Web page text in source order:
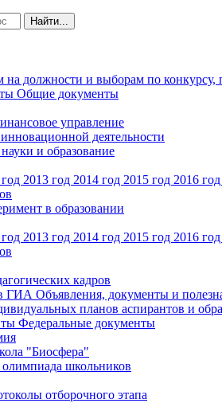
Найти...
должности и выборам по конкурсу,
Общие документы
управление
деятельности
и образование
2013 год 2014 год 2015 год 2016 год
в образовании
2013 год 2014 год 2015 год 2016 год
кадров
ГИА Объявления, документы и
планов аспирантов и
Федеральные документы
"Биосфера"
олимпиада школьников
отборочного этапа